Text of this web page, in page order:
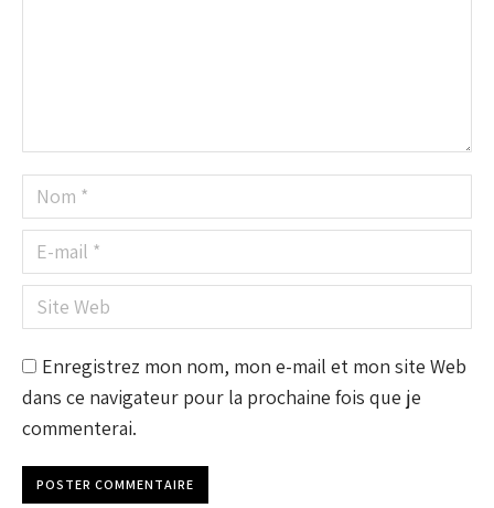
Nom *
E-mail *
Site Web
Enregistrez mon nom, mon e-mail et mon site Web
dans ce navigateur pour la prochaine fois que je
commenterai.
POSTER COMMENTAIRE